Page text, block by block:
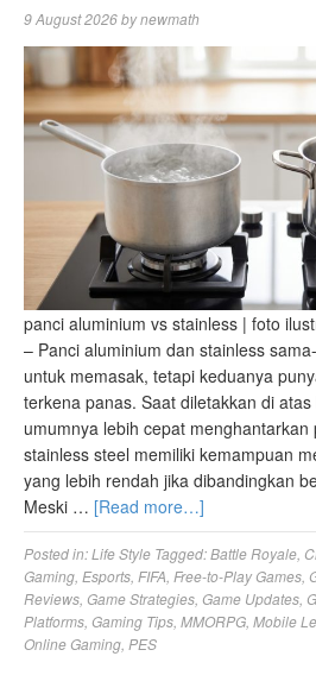
9 August 2026bynewmath
panci aluminium vs stainless | foto
– Panci aluminium dan stainless
untuk memasak, tetapi keduanya
terkena panas. Saat diletakkan di
umumnya lebih cepat menghantarkan
stainless steel memiliki kemampuan
yang lebih rendah jika dibandingkan
Meski … [Read more…]
Posted in:Life Style Tagged:Battle Royale,
Gaming, Esports, FIFA, Free-to-Play Games,
Reviews, Game Strategies, Game Updates,
Platforms, Gaming Tips, MMORPG, Mobile
Online Gaming, PES